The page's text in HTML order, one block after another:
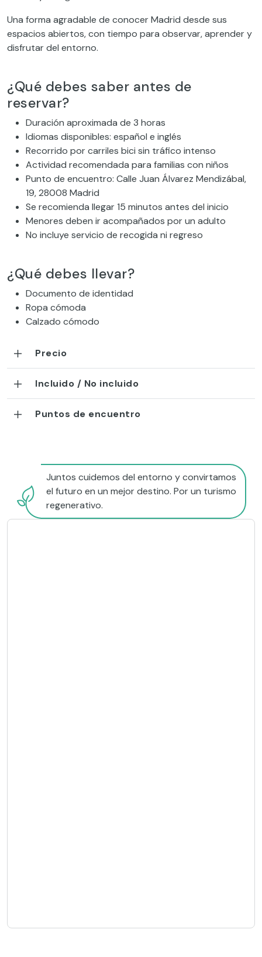
Una forma agradable de conocer Madrid desde sus
espacios abiertos, con tiempo para observar, aprender y
disfrutar del entorno.
¿Qué debes saber antes de
reservar?
Duración aproximada de 3 horas
Idiomas disponibles: español e inglés
Recorrido por carriles bici sin tráfico intenso
Actividad recomendada para familias con niños
Punto de encuentro: Calle Juan Álvarez Mendizábal,
19, 28008 Madrid
Se recomienda llegar 15 minutos antes del inicio
Menores deben ir acompañados por un adulto
No incluye servicio de recogida ni regreso
¿Qué debes llevar?
Documento de identidad
Ropa cómoda
Calzado cómodo
Precio
Incluido / No incluido
Puntos de encuentro
Juntos cuidemos del entorno y convirtamos
el futuro en un mejor destino. Por un turismo
regenerativo.